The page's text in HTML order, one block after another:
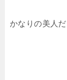
かなりの美人